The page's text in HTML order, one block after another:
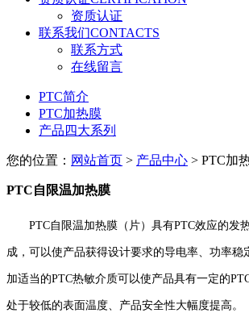
资质认证
联系我们CONTACTS
联系方式
在线留言
PTC简介
PTC加热膜
产品四大系列
您的位置： 网站首页 > 产品中心 > PTC加
PTC自限温加热膜
PTC自限温加热膜（片）具有PTC效应的发
成，可以使产品获得设计要求的导电率、功率
加适当的PTC热敏介质可以使产品具有一定的
处于较低的表面温度、产品安全性大幅度提高。